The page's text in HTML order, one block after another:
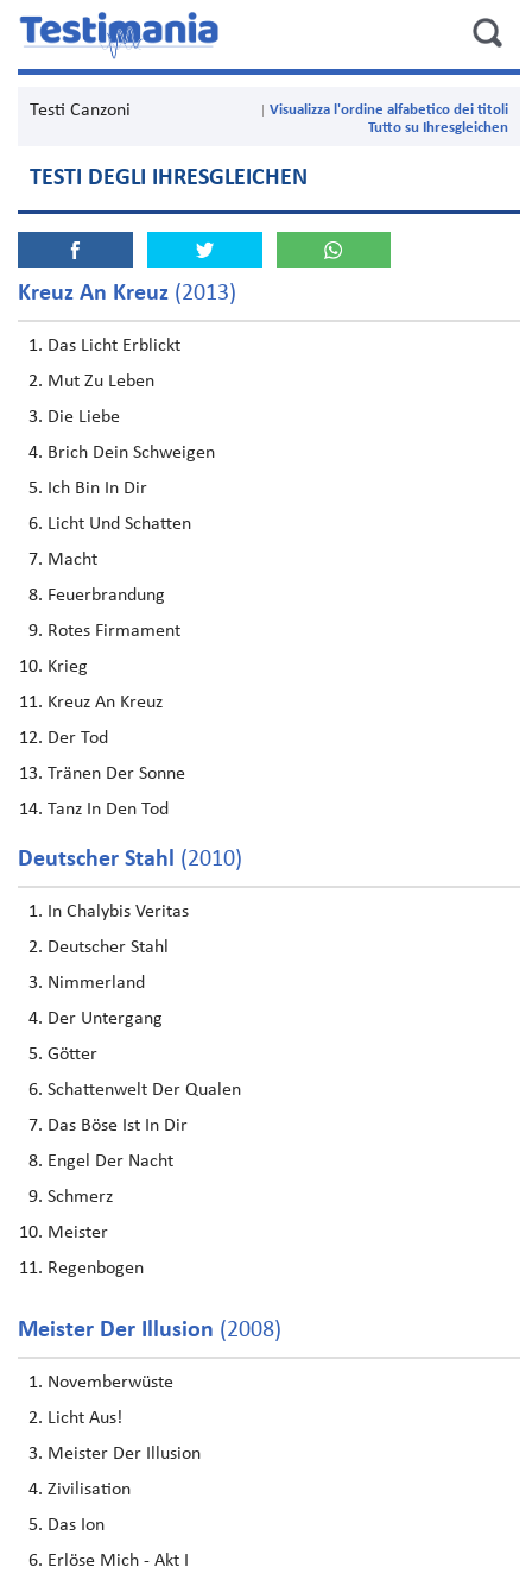
Testi Canzoni
Visualizza l'ordine alfabetico dei titoli
Tutto su Ihresgleichen
TESTI DEGLI IHRESGLEICHEN
Kreuz An Kreuz (2013)
Das Licht Erblickt
Mut Zu Leben
Die Liebe
Brich Dein Schweigen
Ich Bin In Dir
Licht Und Schatten
Macht
Feuerbrandung
Rotes Firmament
Krieg
Kreuz An Kreuz
Der Tod
Tränen Der Sonne
Tanz In Den Tod
Deutscher Stahl (2010)
In Chalybis Veritas
Deutscher Stahl
Nimmerland
Der Untergang
Götter
Schattenwelt Der Qualen
Das Böse Ist In Dir
Engel Der Nacht
Schmerz
Meister
Regenbogen
Meister Der Illusion (2008)
Novemberwüste
Licht Aus!
Meister Der Illusion
Zivilisation
Das Ion
Erlöse Mich - Akt I